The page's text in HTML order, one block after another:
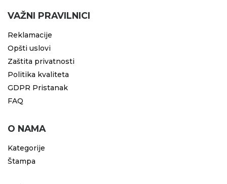
VAŽNI PRAVILNICI
Reklamacije
Opšti uslovi
Zaštita privatnosti
Politika kvaliteta
GDPR Pristanak
FAQ
O NAMA
Kategorije
Štampa